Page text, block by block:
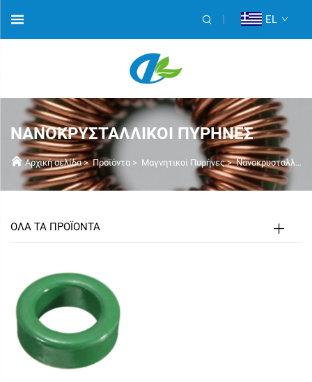
EL
ΝΑΝΟΚΡΥΣΤΑΛΛΙΚΟΊ ΠΥΡΉΝΕΣ
Αρχική σελίδα>Προϊόντα > Μαγνητικοί Πυρήνες>Νανοκρυσταλλικοί πυρήνες
ΟΛΑ ΤΑ ΠΡΟΪΟΝΤΑ